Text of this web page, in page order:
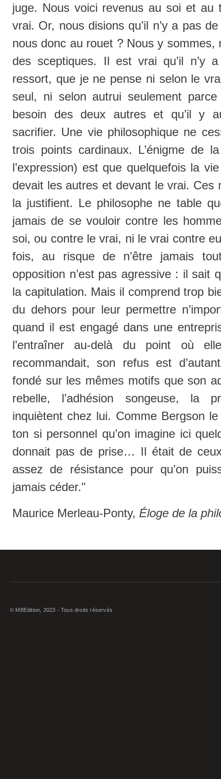
juge. Nous voici revenus au soi et au
vrai. Or, nous disions qu’il n’y a pas
nous donc au rouet ? Nous y sommes,
des sceptiques. Il est vrai qu’il n’y
ressort, que je ne pense ni selon le
seul, ni selon autrui seulement
besoin des deux autres et qu’il y
sacrifier. Une vie philosophique ne
trois points cardinaux. L’énigme de
l’expression) est que quelquefois la
devait les autres et devant le vrai. Ces
la justifient. Le philosophe ne table
jamais de se vouloir contre les
soi, ou contre le vrai, ni le vrai contre
fois, au risque de n’être jamais
opposition n’est pas agressive : il sait
la capitulation. Mais il comprend trop
du dehors pour leur permettre
quand il est engagé dans une
l’entraîner au-delà du point où
recommandait, son refus est
fondé sur les mêmes motifs que son
rebelle, l’adhésion songeuse, la
inquiètent chez lui. Comme Bergson
ton si personnel qu’on imagine ici
donnait pas de prise… Il était de
assez de résistance pour qu’on
jamais céder."
Maurice Merleau-Ponty, Éloge de la
© MBEdition, 2023 - Tous droits réservés